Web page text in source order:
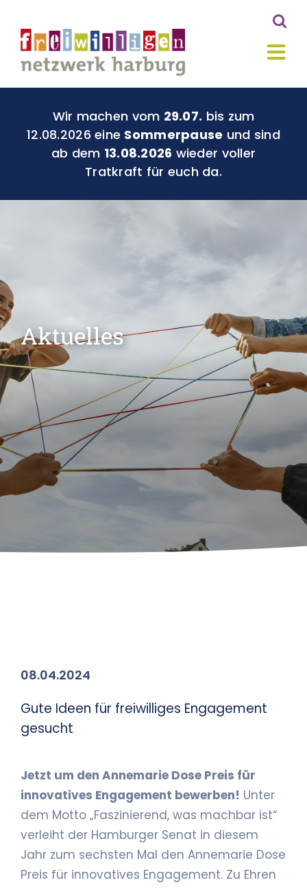
Inhalt
springen
Aktuelles
Du für Harburg
Geld für Gutes
Wir machen vom 29.07. bis zum
12.08.2026 eine Sommerpause und sind
ab dem 13.08.2026 wieder voller
Tratkraft für euch da.
Aktuelles
08.04.2024
Gute Ideen für freiwilliges Engagement
gesucht
Jetzt um den Annemarie Dose Preis für
innovatives Engagement bewerben! Unter
dem Motto „Faszinierend, was machbar ist“
verleiht der Hamburger Senat in diesem
Jahr zum sechsten Mal den Annemarie Dose
Preis für innovatives Engagement. Zu Ehren